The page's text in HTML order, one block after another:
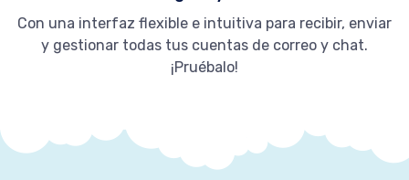
Con una interfaz flexible e intuitiva para recibir, enviar
y gestionar todas tus cuentas de correo y chat.
¡Pruébalo!